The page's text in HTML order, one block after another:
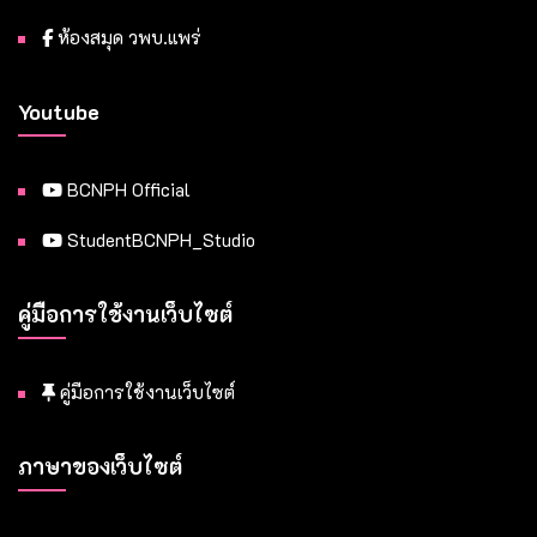
ห้องสมุด วพบ.แพร่
Youtube
BCNPH Official
StudentBCNPH_Studio
คู่มือการใช้งานเว็บไซต์
คู่มือการใช้งานเว็บไซต์
ภาษาของเว็บไซต์